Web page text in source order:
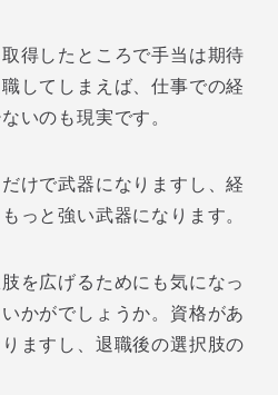
得したところで手当は期待
してしまえば、仕事での経
いのも現実です。
けで武器になりますし、経
っと強い武器になります。
を広げるためにも気になっ
かがでしょうか。資格があ
ますし、退職後の選択肢の